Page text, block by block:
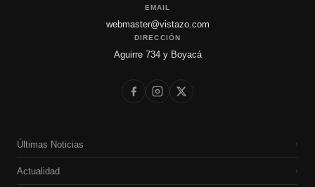
EMAIL
webmaster@vistazo.com
DIRECCIÓN
Aguirre 734 y Boyacá
Últimas Noticias ›
Actualidad ›